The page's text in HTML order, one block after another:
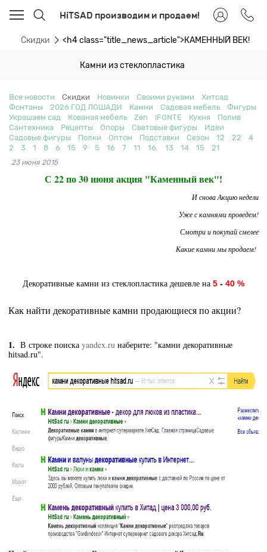
HiTSAD производим и продаем!
Скидки <h4 class="title_news_article">КАМЕННЫЙ ВЕК!!!
Камни из стеклопластика
Все новости Скидки Новинки Своими руками
Хитсад
Фонтаны
2026 ГОД ЛОШАДИ Камни Садовая мебель
Фигуры
Украшаем сад
Кованая мебель Zen iFONTE Кухня
Полив
Сантехника
Рецепты Опоры Световые фигуры
Идеи
Садовые фигуры
Полки Оптом Подставки Сезон 12 22
4
2
3 1 8 6 15 9 5 16 7 11 16. 13 14 15 21
23 июня 2015
С 22 по 30 июня акция "Каменный век"!
И снова Акцию недели
Уже с камнями проведем!
Смотри и покупай смелее
Какие камни мы продаем!
Декоративные камни из стеклопластика дешевле на 5 - 40 %
Как найти декоративные камни продающиеся по акции?
1. В строке поискаyandex.ru наберите: "камни декоративные
hitsad.ru".